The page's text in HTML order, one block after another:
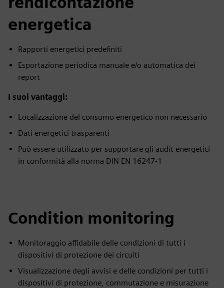
energetica
Rapporti energetici predefiniti
Esportazione periodica manuale e/o automatica dei
report
I suoi vantaggi:
Localizzazione del consumo energetico non necessario
Dati energetici trasparenti
Può essere utilizzato per supportare gli audit energetici
in conformità alla norma DIN EN 16247-1
Condition monitoring
Monitoraggio affidabile delle condizioni di tutti i
dispositivi di protezione dei circuiti
Visualizzazione degli avvisi e delle condizioni per tutti i
dispositivi di protezione, commutazione e misurazione